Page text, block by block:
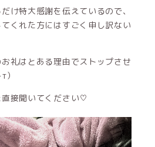
け特大感謝を伝えているので、
くれた方にはすごく申し訳ない
礼はとある理由でストップさせ
接聞いてください♡